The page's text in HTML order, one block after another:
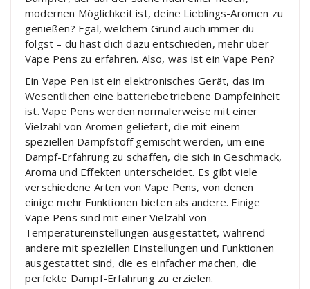
modernen Möglichkeit ist, deine Lieblings-Aromen zu
genießen? Egal, welchem Grund auch immer du
folgst – du hast dich dazu entschieden, mehr über
Vape Pens zu erfahren. Also, was ist ein Vape Pen?
Ein Vape Pen ist ein elektronisches Gerät, das im
Wesentlichen eine batteriebetriebene Dampfeinheit
ist. Vape Pens werden normalerweise mit einer
Vielzahl von Aromen geliefert, die mit einem
speziellen Dampfstoff gemischt werden, um eine
Dampf-Erfahrung zu schaffen, die sich in Geschmack,
Aroma und Effekten unterscheidet. Es gibt viele
verschiedene Arten von Vape Pens, von denen
einige mehr Funktionen bieten als andere. Einige
Vape Pens sind mit einer Vielzahl von
Temperatureinstellungen ausgestattet, während
andere mit speziellen Einstellungen und Funktionen
ausgestattet sind, die es einfacher machen, die
perfekte Dampf-Erfahrung zu erzielen.